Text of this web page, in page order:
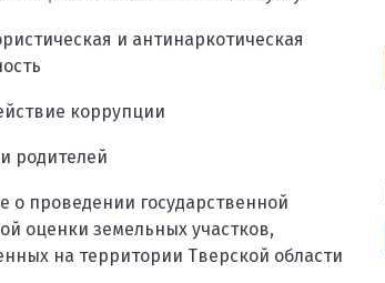
и антинаркотическая
коррупции
родителей
о проведении государственной
оценки земельных участков,
на территории Тверской области